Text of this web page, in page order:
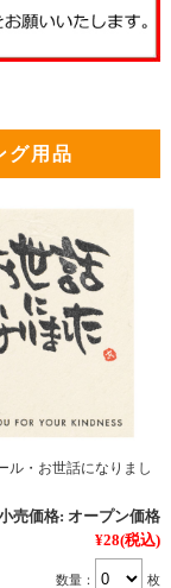
グ用品
ル・お世話になりまし
売価格: オープン価格
¥28(税込)
数量： 枚